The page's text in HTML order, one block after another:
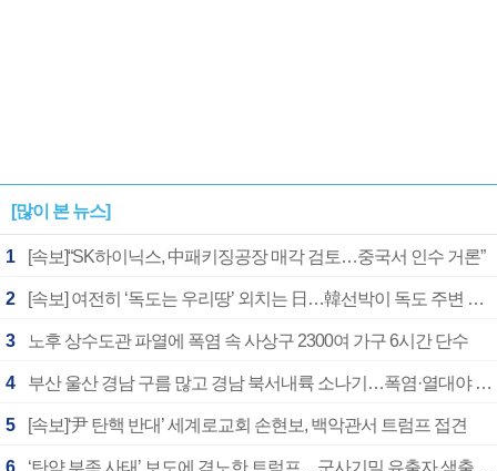
[많이 본 뉴스]
1 [속보]“SK하이닉스, 中패키징공장 매각 검토…중국서 인수 거론”
2 [속보] 여전히 ‘독도는 우리땅’ 외치는 日…韓선박이 독도 주변 해양조사 활동하자 반발
3 노후 상수도관 파열에 폭염 속 사상구 2300여 가구 6시간 단수
4 부산 울산 경남 구름 많고 경남 북서내륙 소나기…폭염·열대야 계속
5 [속보]‘尹 탄핵 반대’ 세계로교회 손현보, 백악관서 트럼프 접견
6 ‘탄약 부족 사태’ 보도에 격노한 트럼프…군사기밀 유출자 색출 지시